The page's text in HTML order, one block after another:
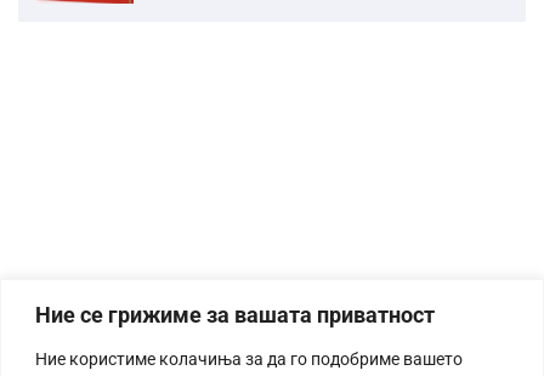
Ние се грижиме за вашата приватност
Ние користиме колачиња за да го подобриме вашето